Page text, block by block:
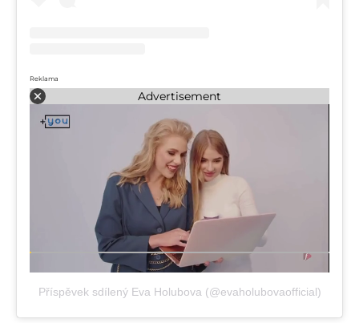
Reklama
Advertisement
Příspěvek sdílený Eva Holubova (@evaholubovaofficial)